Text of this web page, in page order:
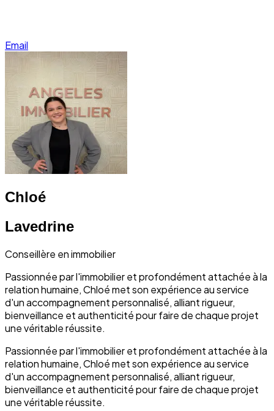
Email
Chloé
Lavedrine
Conseillère en immobilier
Passionnée par l'immobilier et profondément attachée à la
relation humaine, Chloé met son expérience au service
d'un accompagnement personnalisé, alliant rigueur,
bienveillance et authenticité pour faire de chaque projet
une véritable réussite.
Passionnée par l'immobilier et profondément attachée à la
relation humaine, Chloé met son expérience au service
d'un accompagnement personnalisé, alliant rigueur,
bienveillance et authenticité pour faire de chaque projet
une véritable réussite.